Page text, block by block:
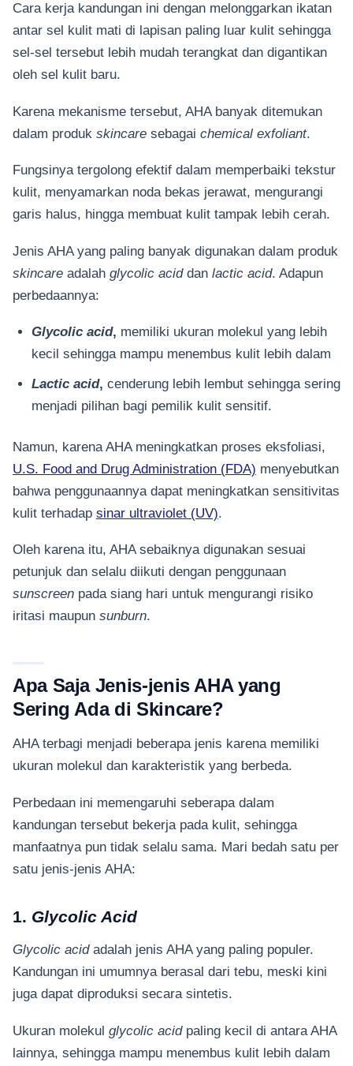
Cara kerja kandungan ini dengan melonggarkan ikatan
antar sel kulit mati di lapisan paling luar kulit sehingga
sel-sel tersebut lebih mudah terangkat dan digantikan
oleh sel kulit baru.
Karena mekanisme tersebut, AHA banyak ditemukan
dalam produk skincare sebagai chemical exfoliant.
Fungsinya tergolong efektif dalam memperbaiki tekstur
kulit, menyamarkan noda bekas jerawat, mengurangi
garis halus, hingga membuat kulit tampak lebih cerah.
Jenis AHA yang paling banyak digunakan dalam produk
skincare adalah glycolic acid dan lactic acid. Adapun
perbedaannya:
Glycolic acid, memiliki ukuran molekul yang lebih
kecil sehingga mampu menembus kulit lebih dalam
Lactic acid, cenderung lebih lembut sehingga sering
menjadi pilihan bagi pemilik kulit sensitif.
Namun, karena AHA meningkatkan proses eksfoliasi,
U.S. Food and Drug Administration (FDA) menyebutkan
bahwa penggunaannya dapat meningkatkan sensitivitas
kulit terhadap sinar ultraviolet (UV).
Oleh karena itu, AHA sebaiknya digunakan sesuai
petunjuk dan selalu diikuti dengan penggunaan
sunscreen pada siang hari untuk mengurangi risiko
iritasi maupun sunburn.
Apa Saja Jenis-jenis AHA yang
Sering Ada di Skincare?
AHA terbagi menjadi beberapa jenis karena memiliki
ukuran molekul dan karakteristik yang berbeda.
Perbedaan ini memengaruhi seberapa dalam
kandungan tersebut bekerja pada kulit, sehingga
manfaatnya pun tidak selalu sama. Mari bedah satu per
satu jenis-jenis AHA:
1. Glycolic Acid
Glycolic acid adalah jenis AHA yang paling populer.
Kandungan ini umumnya berasal dari tebu, meski kini
juga dapat diproduksi secara sintetis.
Ukuran molekul glycolic acid paling kecil di antara AHA
lainnya, sehingga mampu menembus kulit lebih dalam